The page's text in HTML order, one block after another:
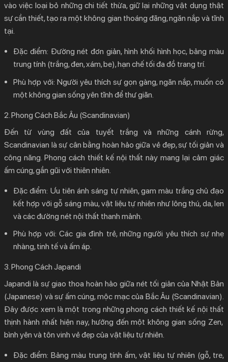
vào việc loại bỏ những chi tiết thừa, giữ lại những vật dụng thật
sự cần thiết, tạo ra một không gian thoáng đãng, ngăn nắp và tĩnh
tại.
Đặc điểm: Đường nét đơn giản, hình khối hình học, bảng màu
trung tính (trắng, đen, xám, be), hạn chế tối đa đồ trang trí.
Phù hợp với: Người yêu thích sự gọn gàng, ngăn nắp, muốn có
một không gian sống yên tĩnh để thư giãn.
2. Phong Cách Bắc Âu (Scandinavian)
Đến từ vùng đất của tuyết trắng và những cánh rừng,
Scandinavian là sự cân bằng hoàn hảo giữa vẻ đẹp, sự tối giản và
công năng. Phong cách thiết kế nội thất này mang lại cảm giác
ấm cúng, gần gũi với thiên nhiên.
Đặc điểm: Ưu tiên ánh sáng tự nhiên, gam màu trắng chủ đạo
kết hợp với gỗ sáng màu, vật liệu tự nhiên như lông thú, da, len
và các đường nét nội thất thanh mảnh.
Phù hợp với: Các gia đình trẻ, những người yêu thích sự nhẹ
nhàng, tinh tế và ấm áp.
3. Phong Cách Japandi
Japandi là sự giao thoa hoàn hảo giữa nét tối giản của Nhật Bản
(Japanese) và sự ấm cúng, mộc mạc của Bắc Âu (Scandinavian).
Đây được xem là một trong nhữngphong cách thiết kế nội thất
thịnh hành nhất hiện nay, hướng đến một không gian sống Zen,
bình yên và tôn vinh vẻ đẹp của vật liệu tự nhiên.
Đặc điểm: Bảng màu trung tính ấm, vật liệu tự nhiên (gỗ, tre,